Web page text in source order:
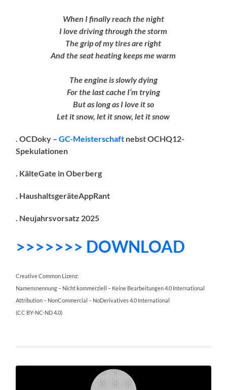
When I finally reach the night
I love driving through the storm
The grip of my tires are right
And the seat heating keeps me warm
The engine is slowly dying
For the last cache I‘m trying
But as long as I love it so
Let it snow, let it snow, let it snow
. OCDoky –GC-Meisterschaft nebst OCHQ12-
Spekulationen
. KälteGate in Oberberg
. HaushaltsgeräteAppRant
. Neujahrsvorsatz 2025
>>>>>>> DOWNLOAD
Creative Common Lizenz:
Namensnennung – Nicht kommerziell – Keine Bearbeitungen 4.0 International
Attribution – NonCommercial – NoDerivatives 4.0 International
(CC BY-NC-ND 4.0)